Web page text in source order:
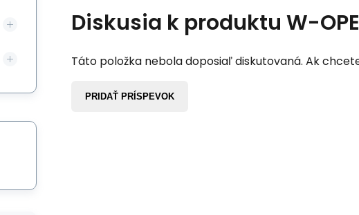
Diskusia k produktu W-
Táto položka nebola doposiaľ diskutovaná. Ak
PRIDAŤ PRÍSPEVOK